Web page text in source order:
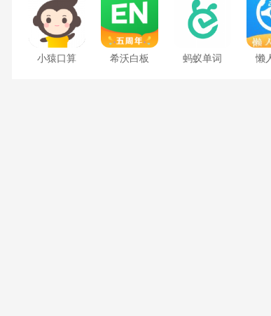
大全
小猿口算 希沃白板 蚂蚁单词 懒